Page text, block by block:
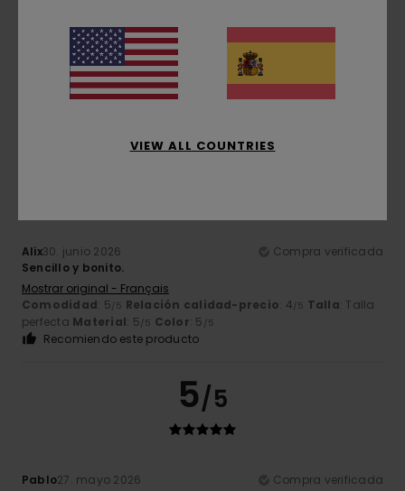
Máximo confort
Mostrar original - Français
Comodidad: 5/5 Relación calidad-precio
perfectaMaterial: 5/5 Color
5
Alix30. junio 2026
Compra verificada
Sencillo y bonito.
Mostrar original - Français
Comodidad: 5/5 Relación calidad-precio: 4/5 Talla: Talla
perfecta Material: 5/5 Color: 5 /5
Recomiendo este producto
5/5
Pablo27. mayo 2026
Compra verificada
VIEW ALL COUNTRIES